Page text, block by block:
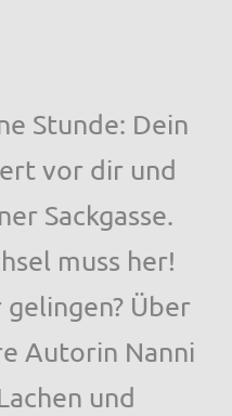
Stunde: Dein
vor dir und
Sackgasse.
muss her!
Über
Autorin Nanni
und